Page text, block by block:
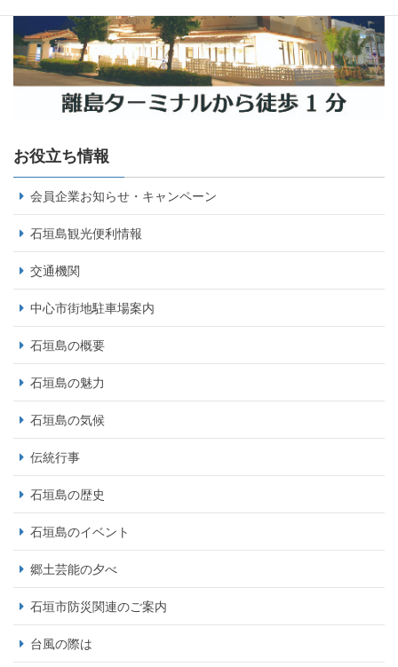
お役立ち情報
会員企業お知らせ・キャンペーン
石垣島観光便利情報
交通機関
中心市街地駐車場案内
石垣島の概要
石垣島の魅力
石垣島の気候
伝統行事
石垣島の歴史
石垣島のイベント
郷土芸能の夕べ
石垣市防災関連のご案内
台風の際は